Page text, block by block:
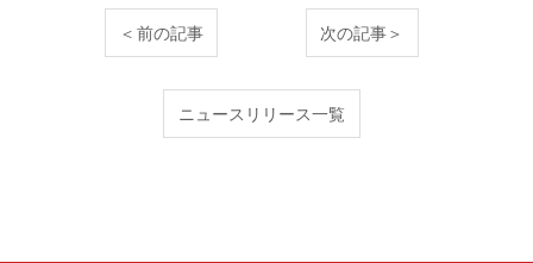
＜前の記事 次の記事＞
ニュースリリース一覧